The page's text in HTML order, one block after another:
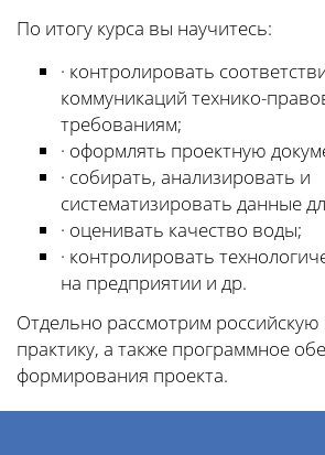
По итогу курса вы научитесь:
· контролировать
коммуникаций технико-
требованиям;
· оформлять проектную
· собирать, анализировать и
систематизировать данные
· оценивать качество воды;
· контролировать
на предприятии и др.
Отдельно рассмотрим
практику, а также программное
формирования проекта.